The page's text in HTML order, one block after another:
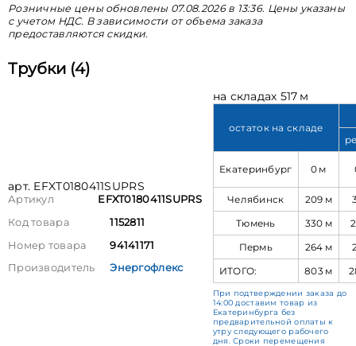
Розничные цены обновлены 07.08.2026 в 13:36. Цены указаны
с учетом НДС. В зависимости от объема заказа
предоставляются скидки.
Трубки (4)
арт. EFXT0180411SUPRS
Артикул
EFXT0180411SUPRS
Код товара
1152811
Номер товара
94141171
Производитель
Энергофлекс
на складах 517 м
остаток на складе
Екатеринбург 0 м
Челябинск 209 м
Тюмень
330 м
Пермь
264 м
ИТОГО:
803 м
При подтверждении заказа до
14:00 доставим товар из
Екатеринбурга без
предварительной оплаты к
утру следующего рабочего
дня. Сроки перемещения